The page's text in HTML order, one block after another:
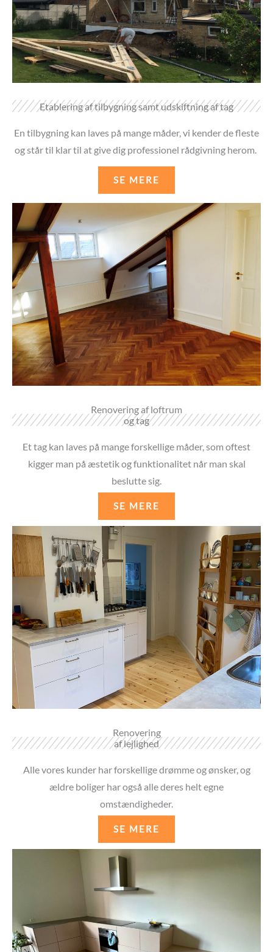
Etablering af tilbygning samt udskiftning af tag
En tilbygning kan laves på mange måder, vi kender de fleste
og står til klar til at give dig professionel rådgivning herom.
SE MERE
Renovering
af lejlighed
Alle vores kunder har forskellige drømme og ønsker, og
ældre boliger har også alle deres helt egne
omstændigheder.
SE MERE
Renovering af loftrum
og tag
Et tag kan laves på mange forskellige måder, som oftest
kigger man på æstetik og funktionalitet når man skal
beslutte sig.
SE MERE